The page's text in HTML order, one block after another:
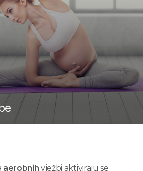
aerobnih vježbi aktiviraju se